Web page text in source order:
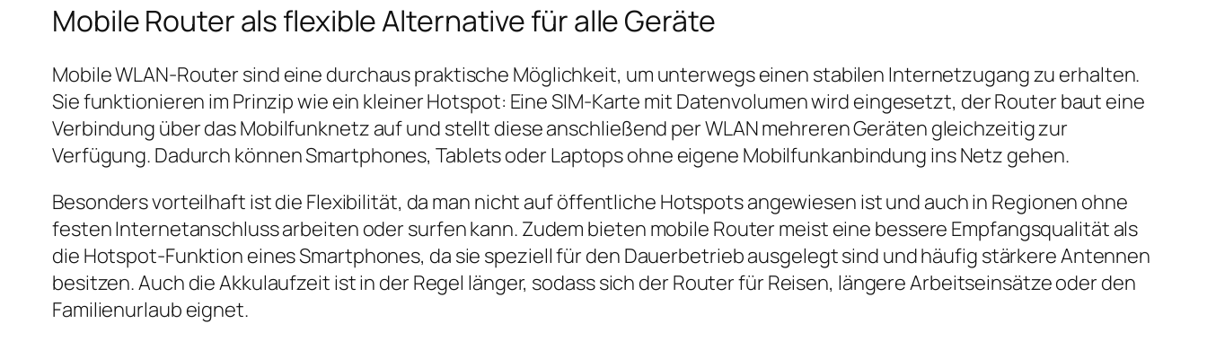
Mobile Router als flexible Alternative für alle Geräte
Mobile WLAN‑Router sind eine durchaus praktische Möglichkeit, um unterwegs einen stabilen Internetzugang zu erhalten.
Sie funktionieren im Prinzip wie ein kleiner Hotspot: Eine SIM‑Karte mit Datenvolumen wird eingesetzt, der Router baut eine
Verbindung über das Mobilfunknetz auf und stellt diese anschließend per WLAN mehreren Geräten gleichzeitig zur
Verfügung. Dadurch können Smartphones, Tablets oder Laptops ohne eigene Mobilfunkanbindung ins Netz gehen.
Besonders vorteilhaft ist die Flexibilität, da man nicht auf öffentliche Hotspots angewiesen ist und auch in Regionen ohne
festen Internetanschluss arbeiten oder surfen kann. Zudem bieten mobile Router meist eine bessere Empfangsqualität als
die Hotspot‑Funktion eines Smartphones, da sie speziell für den Dauerbetrieb ausgelegt sind und häufig stärkere Antennen
besitzen. Auch die Akkulaufzeit ist in der Regel länger, sodass sich der Router für Reisen, längere Arbeitseinsätze oder den
Familienurlaub eignet.